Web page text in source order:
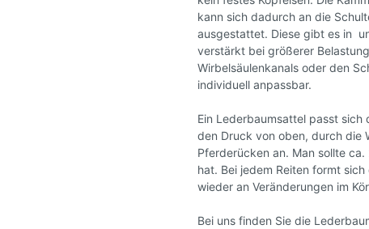
kann sich dadurch an die
ausgestattet. Diese gibt es in
verstärkt bei größerer
Wirbelsäulenkanals oder den
individuell anpassbar.
Ein Lederbaumsattel passt sich
den Druck von oben, durch die
Pferderücken an. Man sollte
hat. Bei jedem Reiten formt
wieder an Veränderungen im
Bei uns finden Sie die